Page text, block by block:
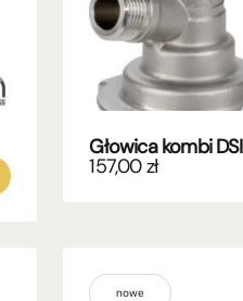
Głowica kombi DSI
157,00zł
nowe